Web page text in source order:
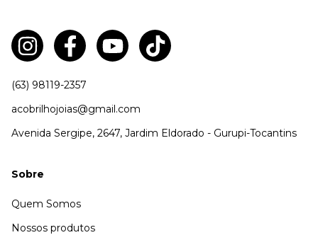
(63) 98119-2357
acobrilhojoias@gmail.com
Avenida Sergipe, 2647, Jardim Eldorado - Gurupi-Tocantins
Sobre
Quem Somos
Nossos produtos